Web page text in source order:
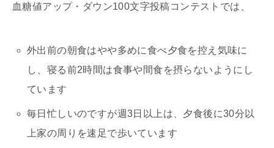
血糖値アップ・ダウン100文字投稿コンテストでは、
外出前の朝食はやや多めに食べ夕食を控え気味に
し、寝る前2時間は食事や間食を摂らないようにし
ています
毎日忙しいのですが週3日以上は、夕食後に30分以
上家の周りを速足で歩いています